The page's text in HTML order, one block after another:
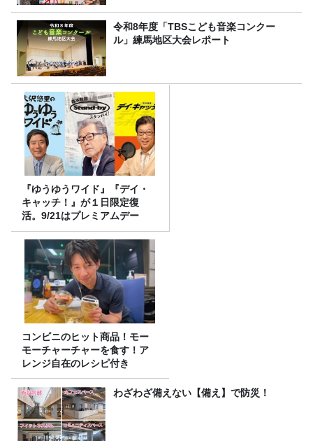
令和8年度「TBSこども音楽コンクー
ル」練馬地区大会レポート
『ゆうゆうワイド』『デイ・
キャッチ！』が１日限定復
活。9/21はプレミアムデー
コンビニのヒット商品！モー
モーチャーチャーを食す！ア
レンジ自在のレシピ付き
わざわざ備えない【備え】で防災！